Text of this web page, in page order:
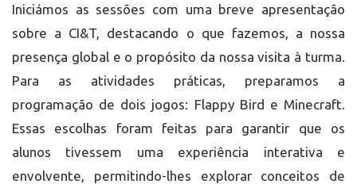
Iniciámos as sessões com uma breve apresentação
sobre a CI&T, destacando o que fazemos, a nossa
presença global e o propósito da nossa visita à turma.
Para as atividades práticas, preparamos a
programação de dois jogos: Flappy Bird e Minecraft.
Essas escolhas foram feitas para garantir que os
alunos tivessem uma experiência interativa e
envolvente, permitindo-lhes explorar conceitos de